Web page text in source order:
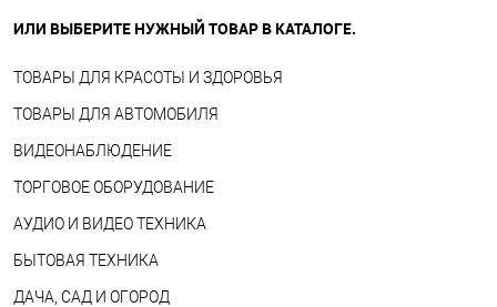
ИЛИ ВЫБЕРИТЕ НУЖНЫЙ ТОВАР В КАТАЛОГЕ.
ТОВАРЫ ДЛЯ КРАСОТЫ И ЗДОРОВЬЯ
ТОВАРЫ ДЛЯ АВТОМОБИЛЯ
ВИДЕОНАБЛЮДЕНИЕ
ТОРГОВОЕ ОБОРУДОВАНИЕ
АУДИО И ВИДЕО ТЕХНИКА
БЫТОВАЯ ТЕХНИКА
ДАЧА, САД И ОГОРОД